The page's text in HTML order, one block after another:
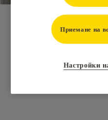
Приемане на
Настройки